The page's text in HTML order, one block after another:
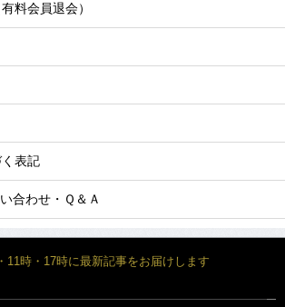
料会員退会）
表記
合わせ・Ｑ＆Ａ
11時・17時に最新記事をお届けします